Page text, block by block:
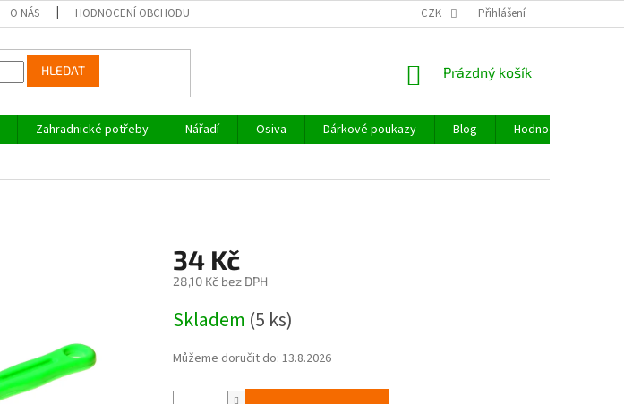
O NÁS HODNOCENÍ OBCHODU CZK Přihlášení
HLEDAT
NÁKUPNÍ
Prázdný košík
Zahradnické potřeby Nářadí Osiva Dárkové poukazy Blog
Hodnocení obchodu
34 Kč
28,10 Kč bez DPH
cena:
Skladem (5 ks)
Můžeme doručit do: 13.8.2026